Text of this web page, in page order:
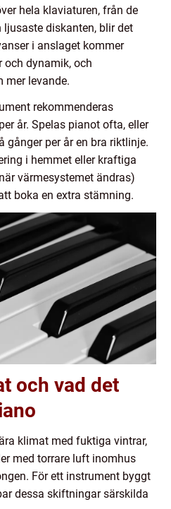
hela klaviaturen, från de
diskanten, blir det
i anslaget kommer
dynamik, och
mer levande.
rekommenderas
år. Spelas pianot ofta, eller
per år en bra riktlinje.
i hemmet eller kraftiga
värmesystemet ändras)
boka en extra stämning.
och vad det
klimat med fuktiga vintrar,
med torrare luft inomhus
För ett instrument byggt
dessa skiftningar särskilda